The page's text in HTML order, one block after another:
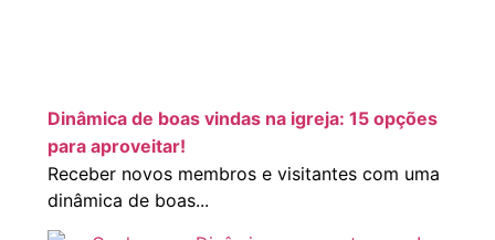
Dinâmica de boas vindas na igreja: 15 opções
para aproveitar!
Receber novos membros e visitantes com uma
dinâmica de boas...